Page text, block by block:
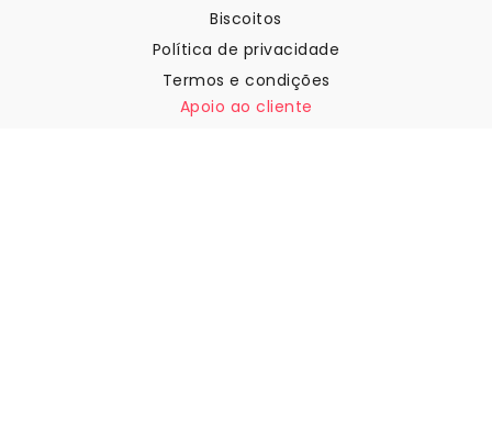
Biscoitos
Política de privacidade
Termos e condições
Apoio ao cliente